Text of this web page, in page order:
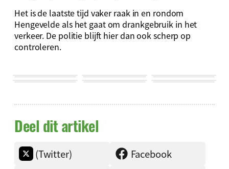
Het is de laatste tijd vaker raak in en rondom
Hengevelde als het gaat om drankgebruik in het
verkeer. De politie blijft hier dan ook scherp op
controleren.
Deel dit artikel
(Twitter)
Facebook